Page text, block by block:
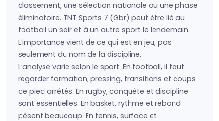
classement, une sélection nationale ou une phase
éliminatoire. TNT Sports 7 (Gbr) peut être lié au
football un soir et à un autre sport le lendemain.
L’importance vient de ce qui est en jeu, pas
seulement du nom de la discipline.
L’analyse varie selon le sport. En football, il faut
regarder formation, pressing, transitions et coups
de pied arrêtés. En rugby, conquête et discipline
sont essentielles. En basket, rythme et rebond
pèsent beaucoup. En tennis, surface et